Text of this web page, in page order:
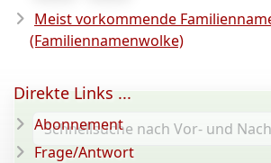
Meist vorkommende
(Familiennamenwolke)
Direkte Links ...
Abonnement
Frage/Antwort